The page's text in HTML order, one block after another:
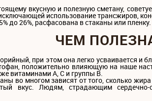
вкусную и полезную сметану,
использование трансжиров,
до 26%, расфасована в стаканы или пленку.
ЧЕМ
при этом она легко усваивается и
положительно влияющую на наше
витаминами A, С и группы В.
во многом зависят от того, сколько
вкус. Людям, страдающим